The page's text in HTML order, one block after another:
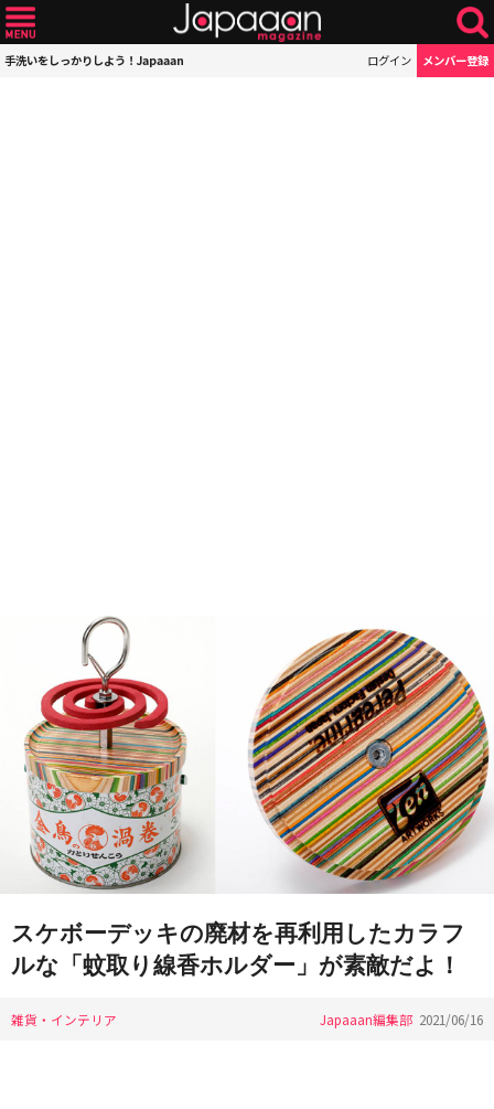
手洗いをしっかりしよう！Japaaan ログイン メンバー登録
スケボーデッキの廃材を再利用したカラフ
ルな「蚊取り線香ホルダー」が素敵だよ！
雑貨・インテリア Japaaan編集部 2021/06/16